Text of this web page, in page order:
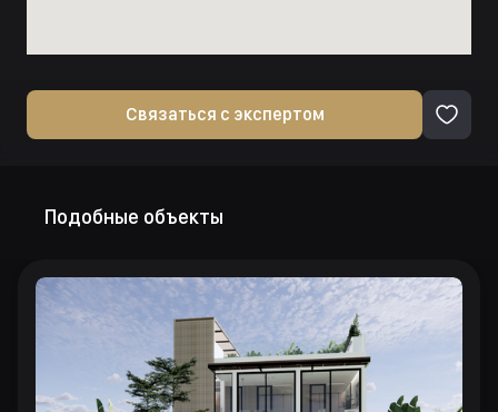
Связаться с экспертом
Подобные объекты